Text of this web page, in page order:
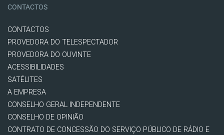
CONTACTOS
CONTACTOS
PROVEDORA DO TELESPECTADOR
PROVEDORA DO OUVINTE
ACESSIBILIDADES
SATÉLITES
A EMPRESA
CONSELHO GERAL INDEPENDENTE
CONSELHO DE OPINIÃO
CONTRATO DE CONCESSÃO DO SERVIÇO PÚBLICO DE RÁDIO E